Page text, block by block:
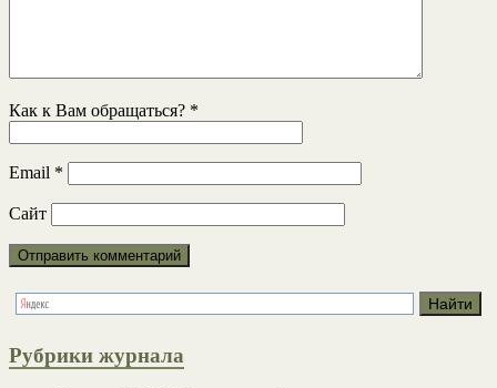
Как к Вам обращаться? *
Email *
Сайт
Рубрики журнала